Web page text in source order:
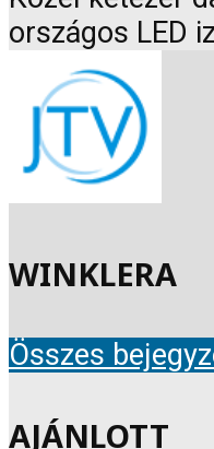
országos LED
WINKLERA
Összes
AJÁNLOTT